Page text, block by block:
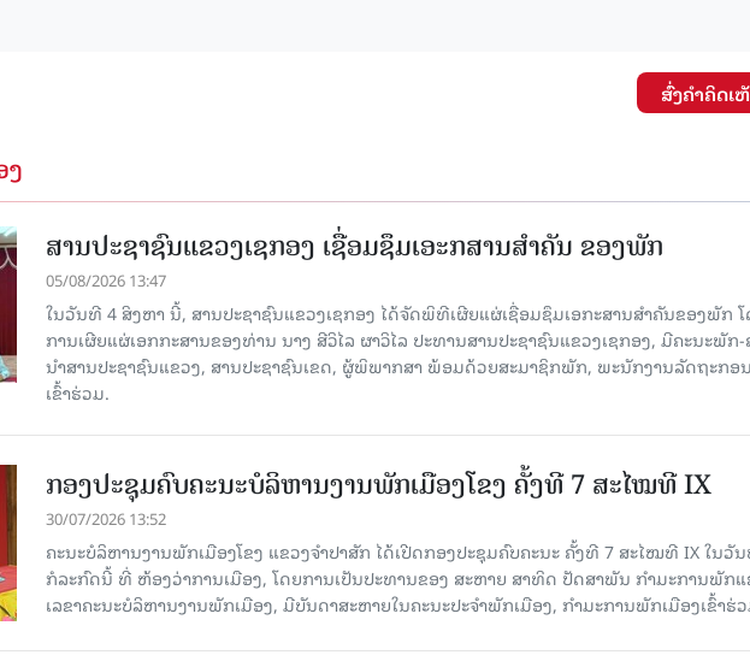
ສົ່ງຄໍາຄິດເ
ງ
ສານປະຊາຊົນແຂວງເຊກອງ ເຊື່ອມຊຶມເອະກສານສໍາຄັນ ຂອງພັກ
05/08/2026 13:47
ໃນວັນທີ 4 ສິງຫາ ນີ້, ສານປະຊາຊົນແຂວງເຊກອງ ໄດ້ຈັດພິທີເຜີຍແຜ່ເຊື່ອມຊຶມເອກະສານສໍາຄັນຂອງພັກ
ການເຜີຍແຜ່ເອກກະສານຂອງທ່ານ ນາງ ສີວິໄລ ຜາວິໄລ ປະທານສານປະຊາຊົນແຂວງເຊກອງ, ມີຄະນະພັກ-
ນໍາສານປະຊາຊົນແຂວງ, ສານປະຊາຊົນເຂດ, ຜູ້ພິພາກສາ ພ້ອມດ້ວຍສະມາຊິກພັກ, ພະນັກງານລັດຖະກອນ
ເຂົ້າຮ່ວມ.
ກອງປະຊຸມຄົບຄະນະບໍລິຫານງານພັກເມືອງໂຂງ ຄັ້ງທີ 7 ສະໄໝທີ IX
30/07/2026 13:52
ຄະນະບໍລິຫານງານພັກເມືອງໂຂງ ແຂວງຈຳປາສັກ ໄດ້ເປີດກອງປະຊຸມຄົບຄະນະ ຄັ້ງທີ 7 ສະໄໝທີ IX ໃນ​ວັ
ກໍ​ລະ​ກົດ​ນີ້ ທີ່ ຫ້ອງວ່າການເມືອງ, ໂດຍການເປັນປະທານຂອງ ສະຫາຍ ສາທິດ ປັດສາພັນ ກຳມະການພັກແ
ເລຂາຄະນະບໍລິຫານງານພັກເມືອງ, ມີບັນດາສະຫາຍໃນຄະນະປະຈຳພັກເມືອງ, ກຳມະການພັກເມືອງເຂົ້າຮ່